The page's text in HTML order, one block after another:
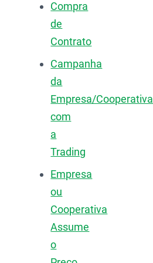
Compra
de
Contrato
Campanha
da
Empresa/Cooperativa
com
a
Trading
Empresa
ou
Cooperativa
Assume
o